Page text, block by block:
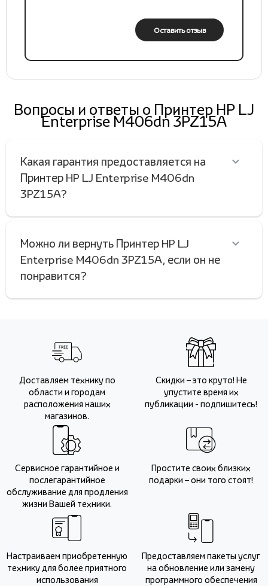
Оставить отзыв
Вопросы и ответы о Принтер HP LJ
Enterprise M406dn 3PZ15A
Какая гарантия предоставляется на
Принтер HP LJ Enterprise M406dn
3PZ15A?
Можно ли вернуть Принтер HP LJ
Enterprise M406dn 3PZ15A, если он не
понравится?
Доставляем технику по
области и городам
расположения наших
магазинов.
Скидки – это круто! Не
упустите время их
публикации - подпишитесь!
Сервисное гарантийное и
послегарантийное
обслуживание для продления
жизни Вашей техники.
Простите своих близких
подарки – они того стоят!
Настраиваем приобретенную
технику для более приятного
использования
Предоставляем пакеты услуг
на обновление или замену
программного обеспечения